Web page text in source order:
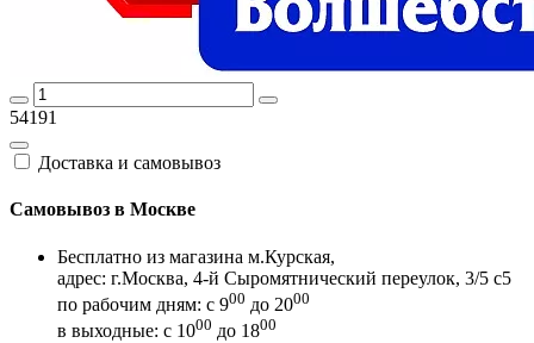
54191
Доставка и самовывоз
Самовывоз в Москве
Бесплатно из магазина м.Курская,
адрес: г.Москва, 4-й Сыромятнический переулок, 3/5 с5
по рабочим дням: с 900 до 2000
в выходные: с 1000 до 1800